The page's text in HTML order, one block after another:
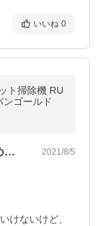
いいね 0
ゴールド
初めてのお掃除ロボです。完璧を求めては… 2021/8/5
けないけど、